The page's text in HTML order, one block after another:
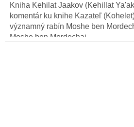
Kniha Kehilat Jaakov (Kehillat
komentár ku knihe Kazateľ
významný rabín Moshe ben
Moshe ben Mordechai...